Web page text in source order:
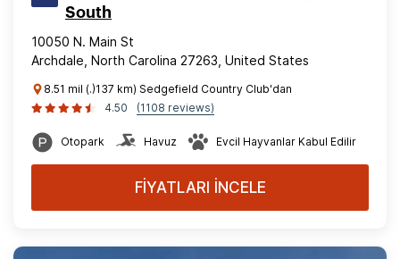
South
10050 N. Main St
Archdale, North Carolina 27263, United States
8.51 mil (.)137 km) Sedgefield Country Club'dan
4.50
(1108 reviews)
Otopark Havuz Evcil Hayvanlar Kabul Edilir
FİYATLARI İNCELE